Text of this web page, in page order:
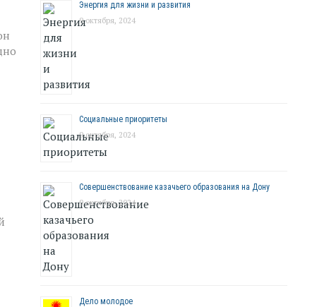
Энергия для жизни и развития
9 октября, 2024
Социальные приоритеты
9 октября, 2024
Совершенствование казачьего образования на Дону
9 октября, 2024
Дело молодое